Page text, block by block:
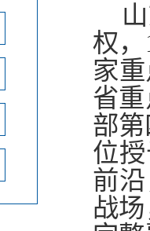
权
家
省
部
位
前
战